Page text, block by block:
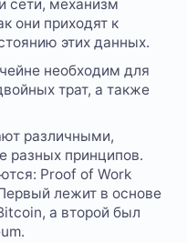
сети, механизм
они приходят к
этих данных.
необходим для
трат, а также
различными,
разных принципов.
Proof of Work
лежит в основе
а второй был